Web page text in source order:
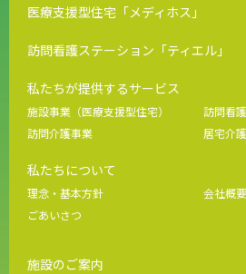
医療支援型住宅「メディホス」
訪問看護ステーション「ティエル」
私たちが提供するサービス
施設事業（医療支援型住宅）
訪問看
訪問介護事業
居宅介
私たちについて
理念・基本方針
会社概要
ごあいさつ
施設のご案内